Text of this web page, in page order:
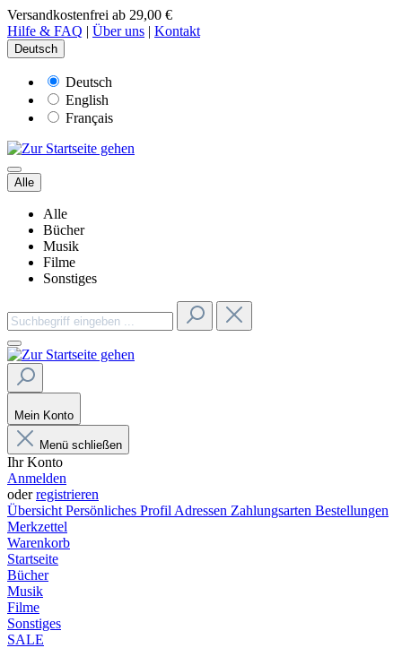
Versandkostenfrei ab 29,00 €
Hilfe & FAQ | Über uns | Kontakt
Deutsch
Deutsch
English
Français
Alle
Alle
Bücher
Musik
Filme
Sonstiges
Mein Konto
Menü schließen
Ihr Konto
Anmelden
oderregistrieren
Übersicht Persönliches Profil Adressen Zahlungsarten Bestellungen
Merkzettel
Warenkorb
Startseite
Bücher
Musik
Filme
Sonstiges
SALE